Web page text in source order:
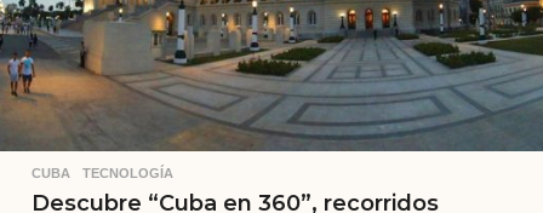
CUBA ,TECNOLOGÍA
Descubre “Cuba en 360”, recorridos